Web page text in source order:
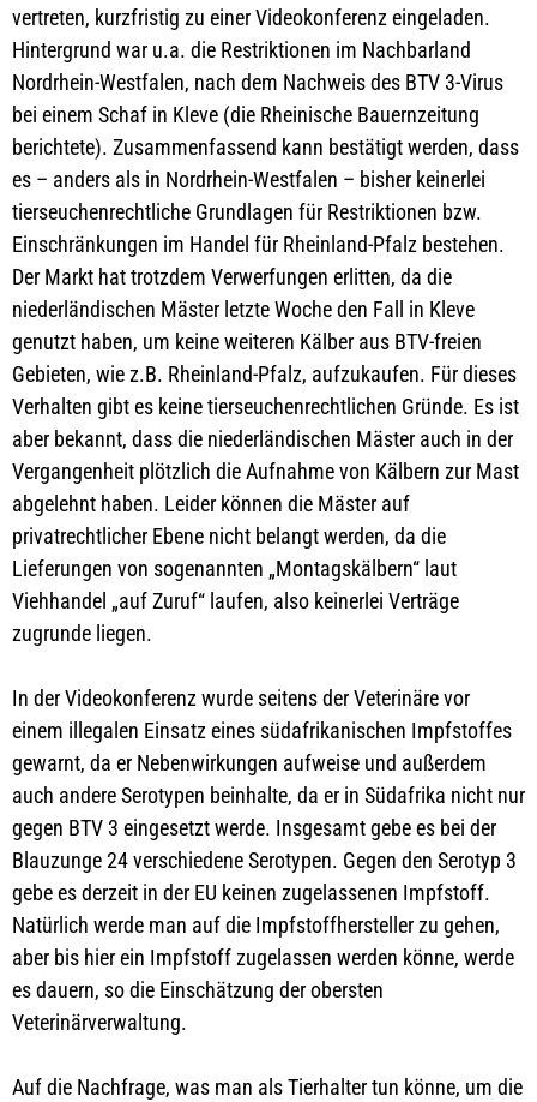
vertreten, kurzfristig zu einer Videokonferenz eingeladen.
Hintergrund war u.a. die Restriktionen im Nachbarland
Nordrhein-Westfalen, nach dem Nachweis des BTV 3-Virus
bei einem Schaf in Kleve (die Rheinische Bauernzeitung
berichtete). Zusammenfassend kann bestätigt werden, dass
es – anders als in Nordrhein-Westfalen – bisher keinerlei
tierseuchenrechtliche Grundlagen für Restriktionen bzw.
Einschränkungen im Handel für Rheinland-Pfalz bestehen.
Der Markt hat trotzdem Verwerfungen erlitten, da die
niederländischen Mäster letzte Woche den Fall in Kleve
genutzt haben, um keine weiteren Kälber aus BTV-freien
Gebieten, wie z.B. Rheinland-Pfalz, aufzukaufen. Für dieses
Verhalten gibt es keine tierseuchenrechtlichen Gründe. Es ist
aber bekannt, dass die niederländischen Mäster auch in der
Vergangenheit plötzlich die Aufnahme von Kälbern zur Mast
abgelehnt haben. Leider können die Mäster auf
privatrechtlicher Ebene nicht belangt werden, da die
Lieferungen von sogenannten „Montagskälbern“ laut
Viehhandel „auf Zuruf“ laufen, also keinerlei Verträge
zugrunde liegen.
In der Videokonferenz wurde seitens der Veterinäre vor
einem illegalen Einsatz eines südafrikanischen Impfstoffes
gewarnt, da er Nebenwirkungen aufweise und außerdem
auch andere Serotypen beinhalte, da er in Südafrika nicht nur
gegen BTV 3 eingesetzt werde. Insgesamt gebe es bei der
Blauzunge 24 verschiedene Serotypen. Gegen den Serotyp 3
gebe es derzeit in der EU keinen zugelassenen Impfstoff.
Natürlich werde man auf die Impfstoffhersteller zu gehen,
aber bis hier ein Impfstoff zugelassen werden könne, werde
es dauern, so die Einschätzung der obersten
Veterinärverwaltung.
Auf die Nachfrage, was man als Tierhalter tun könne, um die